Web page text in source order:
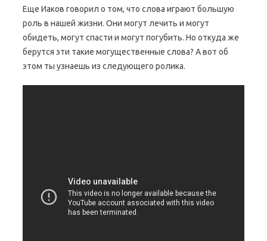
Еще Иаков говорил о том, что слова играют большую
роль в нашей жизни. Они могут лечить и могут
обидеть, могут спасти и могут погубить. Но откуда же
берутся эти такие могущественные слова? А вот об
этом ты узнаешь из следующего ролика.